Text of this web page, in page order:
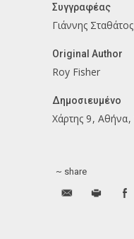
Συγγραφέας
Γιάννης Σταθάτος
Original Author
Roy Fisher
Δημοσιευμένο
Χάρτης 9 Αθήνα
~ share